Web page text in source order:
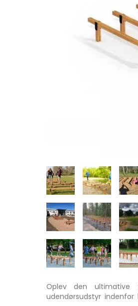
Oplev den ultimative
udendørsudstyr